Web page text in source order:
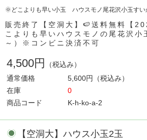
🌞どこよりも早い小玉 ハウスモノ尾花沢小玉すい
販売終了【空洞大】🍉送料無料【
こよりも早いハウスモノの尾花沢小
～）※コンビニ決済不可
4,500円
（税込み）
通常価格
5,600円
（税込み）
在庫
0
商品コード
K-h-ko-a-2
【空洞大】ハウス小玉2玉